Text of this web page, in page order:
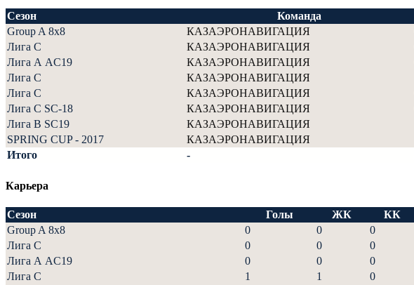
Сезон Команда
Group A 8x8
КАЗАЭРОНАВИГАЦИЯ
Лига С
КАЗАЭРОНАВИГАЦИЯ
Лига А AC19
КАЗАЭРОНАВИГАЦИЯ
Лига С
КАЗАЭРОНАВИГАЦИЯ
Лига С
КАЗАЭРОНАВИГАЦИЯ
Лига С SC-18
КАЗАЭРОНАВИГАЦИЯ
Лига В SC19
КАЗАЭРОНАВИГАЦИЯ
SPRING CUP - 2017
КАЗАЭРОНАВИГАЦИЯ
Итого
-
Карьера
Сезон Голы ЖК КК
Group A 8x8
0 0 0
Лига С
0 0 0
Лига А AC19
0 0 0
Лига С
1 1 0